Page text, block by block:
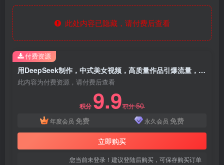
此处内容已隐藏，请付费后查看
用DeepSeek制作，中式美女视频，高质量作品引爆流量，单日变现1000+
此内容为付费资源，请付费后查看
积分 9.9积分50
年度会员 免费 永久会员 免费
立即购买
您当前未登录！建议登陆后购买，可保存购买订单
付费资源